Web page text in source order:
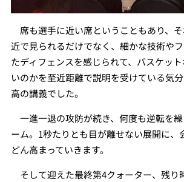
席も選手に近い席ということもあり、
近で見られるだけでなく、細かな技術や
たディフェンスを感じられて、バスケッ
いのかを至近距離で説明を受けている気
高の講義でした。
一進一退の攻防が続き、何度も逆転を
ーム。1秒たりとも目が離せない展開に、
どん高まっていきます。
そして迎えた最終第4クォーター、残り